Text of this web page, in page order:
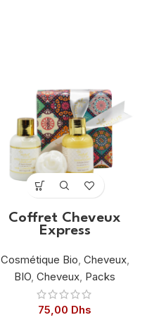
Coffret Cheveux
Express
Cosmétique Bio, Cheveux,
BIO, Cheveux, Packs
75,00 Dhs